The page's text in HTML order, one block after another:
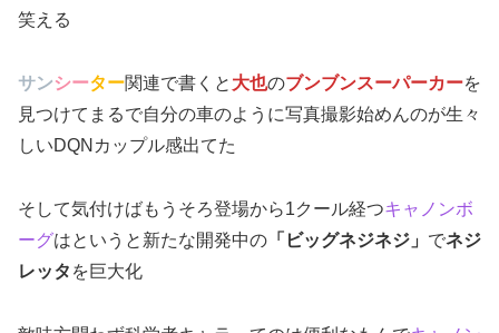
笑える
サンシーター関連で書くと 大也のブンブンスーパーカーを
見つけてまるで自分の車のように写真撮影始めんのが生々
しいDQNカップル感出てた
そして気付けばもうそろ登場から1クール経つキャノンボ
ーグはというと新たな開発中の 「ビッグネジネジ」 でネジ
レッタ を巨大化